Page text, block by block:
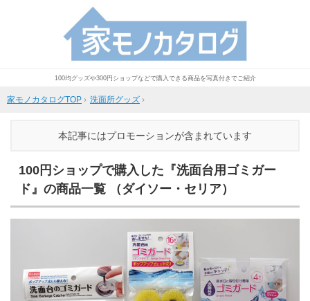
100均グッズや300円ショップなどで購入できる商品を写真付きでご紹介
家モノカタログTOP › 洗面所グッズ ›
本記事にはプロモーションが含まれています
100円ショップで購入した『洗面台用ゴミガー
ド』の商品一覧 （ダイソー・セリア）